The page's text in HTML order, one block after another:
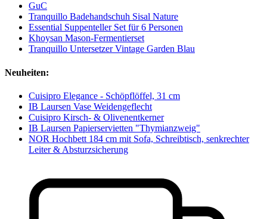
GuC
Tranquillo Badehandschuh Sisal Nature
Essential Suppenteller Set für 6 Personen
Khoysan Mason-Fermentierset
Tranquillo Untersetzer Vintage Garden Blau
Neuheiten:
Cuisipro Elegance - Schöpflöffel, 31 cm
IB Laursen Vase Weidengeflecht
Cuisipro Kirsch- & Olivenentkerner
IB Laursen Papierservietten "Thymianzweig"
NOR Hochbett 184 cm mit Sofa, Schreibtisch, senkrechter
Leiter & Absturzsicherung